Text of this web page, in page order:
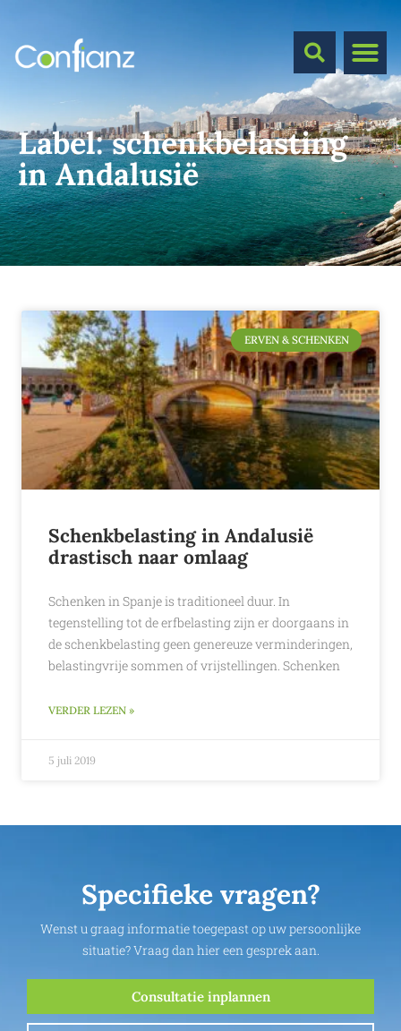
Label:schenkbelasting
in Andalusië
ERVEN & SCHENKEN
Schenkbelasting in Andalusië
drastisch naar omlaag
Schenken in Spanje is traditioneel duur. In
tegenstelling tot de erfbelasting zijn er doorgaans in
de schenkbelasting geen genereuze verminderingen,
belastingvrije sommen of vrijstellingen. Schenken
VERDER LEZEN »
5 juli 2019
Specifieke vragen?
Wenst u graag informatie toegepast op uw persoonlijke
situatie? Vraag dan hier een gesprek aan.
Consultatie inplannen